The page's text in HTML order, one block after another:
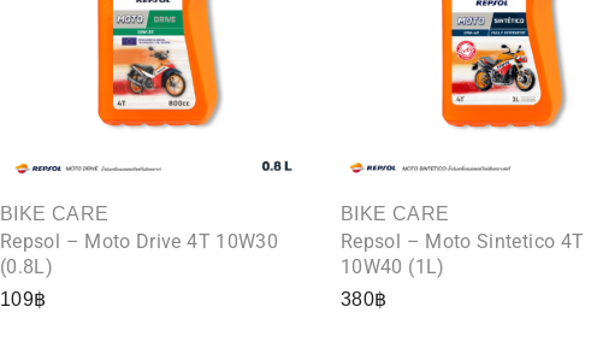
BIKE CARE
Repsol – Moto Drive 4T 10W30
(0.8L)
109฿
BIKE CARE
Repsol – Moto Sintetico 4T
10W40 (1L)
380฿